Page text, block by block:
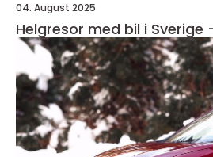
04. August 2025
Helgresor med bil i Sverige